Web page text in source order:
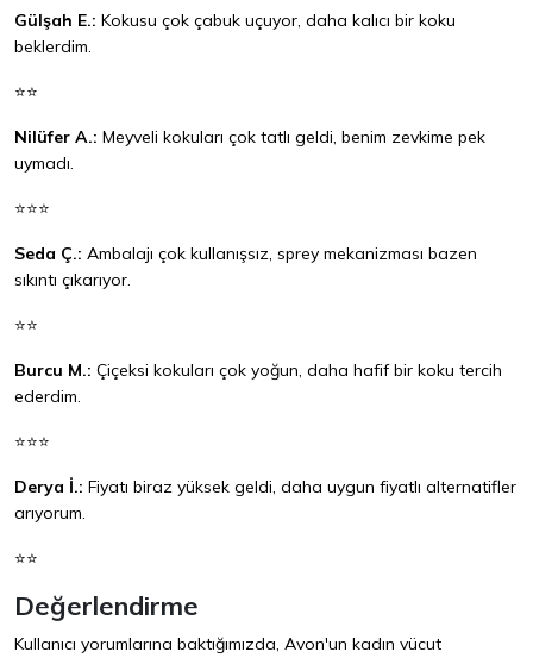
Gülşah E.: Kokusu çok çabuk uçuyor, daha kalıcı bir koku
beklerdim.
⭐⭐
Nilüfer A.: Meyveli kokuları çok tatlı geldi, benim zevkime pek
uymadı.
⭐⭐⭐
Seda Ç.: Ambalajı çok kullanışsız, sprey mekanizması bazen
sıkıntı çıkarıyor.
⭐⭐
Burcu M.: Çiçeksi kokuları çok yoğun, daha hafif bir koku tercih
ederdim.
⭐⭐⭐
Derya İ.: Fiyatı biraz yüksek geldi, daha uygun fiyatlı alternatifler
arıyorum.
⭐⭐
Değerlendirme
Kullanıcı yorumlarına baktığımızda, Avon'un kadın vücut